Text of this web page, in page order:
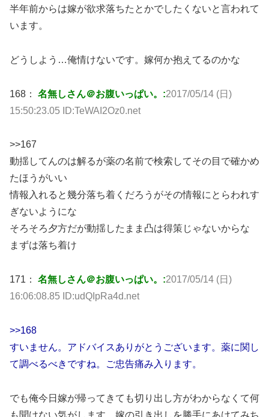
半年前からは嫁が欲求落ちたとかでしたくないと言われて
います。
どうしよう…俺情けないです。嫁何か抱えてるのかな
168： 名無しさん＠お腹いっぱい。:2017/05/14 (日)
15:50:23.05 ID:TeWAI2Oz0.net
>>167
動揺してんのは解るが薬の名前で検索してその目で確かめ
たほうがいい
情報入れると幾分落ち着くだろうがその情報にとらわれす
ぎないようにな
そろそろ夕方だが動揺したまま凸は得策じゃないからな
まずは落ち着け
171： 名無しさん＠お腹いっぱい。:2017/05/14 (日)
16:06:08.85 ID:udQIpRa4d.net
>>168
すいません。アドバイスありがとうございます。薬に関し
て調べるべきですね。ご忠告痛み入ります。
でも俺今日嫁が帰ってきても切り出し方がわからなくて何
も聞けない気がします。嫁の引き出しを勝手にあけてみち